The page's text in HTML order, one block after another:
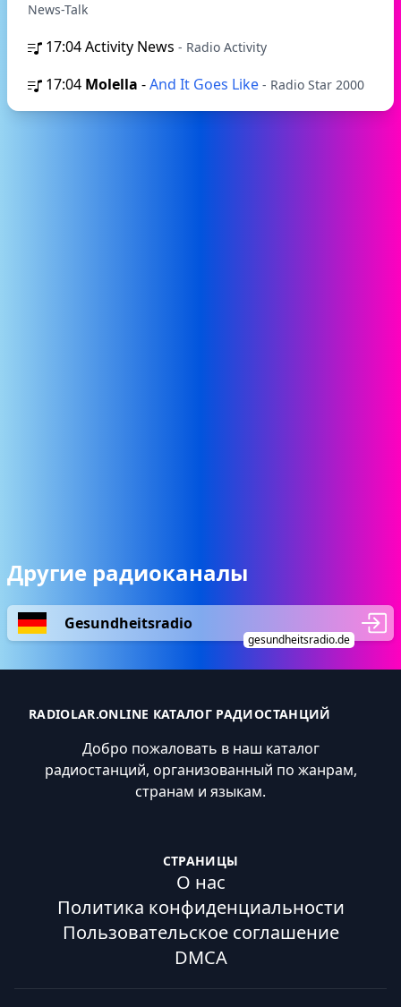
News-Talk
17:04Activity News - Radio Activity
17:04 Molella -And It Goes Like - Radio Star 2000
Другие радиоканалы
Gesundheitsradio
gesundheitsradio.de
RADIOLAR.ONLINE КАТАЛОГ РАДИОСТАНЦИЙ
Добро пожаловать в наш каталог
радиостанций, организованный по жанрам,
странам и языкам.
СТРАНИЦЫ
О нас
Политика конфиденциальности
Пользовательское соглашение
DMCA